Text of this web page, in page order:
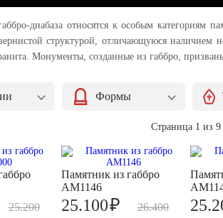
диабаза относятся к особым категориям
структурой, отличающуюся наличием
Монументы, созданные из габбро,
Формы
Страница 1 из 9
25.200
Памятник из габбро
AM1146
26.400
25.100₽